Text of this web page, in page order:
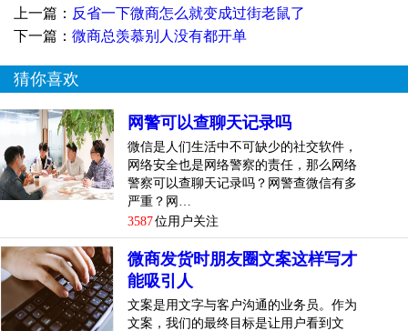
微商给外界的感觉是很赚钱，轻松简单。好像80%的人都很
赚钱，只有20%的人不赚钱。但真实情况完全相反，实际上
赚钱不到10%。之所以觉得很赚钱，是因为大部分都是微商
本身塑造的，这也是我这里要说的“泡沫”。
做不做微信生意，要看朋友的素质。不可否认，比较早做微
信生意的人，大部分确实赚钱了。但是到了后面，赚钱的人
越来越少了。甚至之前赚钱的也开始慢慢放弃。因为他们总
以为自己能顺利进步，能再接再厉，但很多时候，他们赚钱
的时候，不一定是真正的能力，而是机会。所以不赚钱的就
放弃，少数赚钱的就开始放弃。
上一篇： 反省一下微商怎么就变成过街老鼠了
下一篇： 微商总羡慕别人没有都开单
猜你喜欢
网警可以查聊天记录吗
微信是人们生活中不可缺少的社交软件，
网络安全也是网络警察的责任，那么网络
警察可以查聊天记录吗？网警查微信有多
严重？网…
3587位用户关注
微商发货时朋友圈文案这样写才
能吸引人
文案是用文字与客户沟通的业务员。作为
文案，我们的最终目标是让用户看到文